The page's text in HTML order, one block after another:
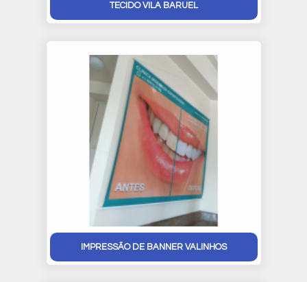
TECIDO VILA BARUEL
IMPRESSÃO DE BANNER VALINHOS